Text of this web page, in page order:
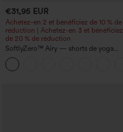
€31,95 EUR
Achetez-en 2 et bénéficiez de 10 % de
réduction | Achetez-en 3 et bénéficiez
de 20 % de réduction
SoftlyZero™ Airy — shorts de yoga
super taille haute 2-en-1 InstantCool
avec poches